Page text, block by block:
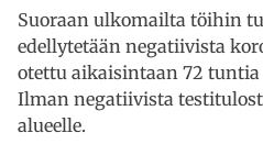
Suoraan ulkomailta töihin
edellytetään negatiivista
otettu aikaisintaan 72 tuntia
Ilman negatiivista
alueelle.